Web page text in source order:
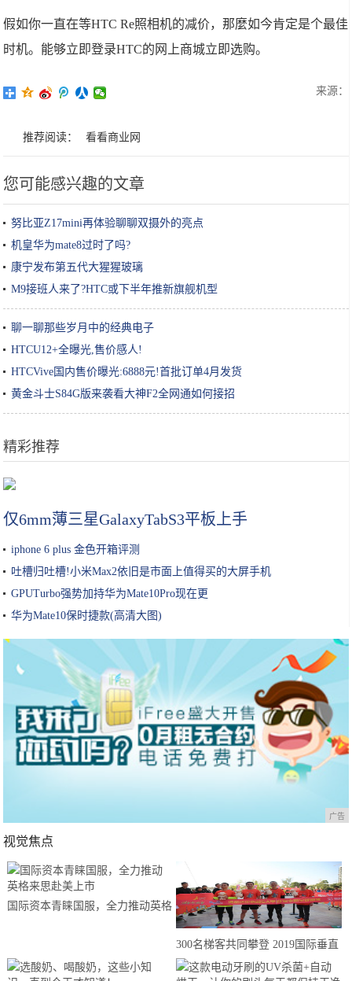
假如你一直在等HTC Re照相机的减价，那麼如今肯定是个最佳
时机。能够立即登录HTC的网上商城立即选购。
来源：
推荐阅读： 看看商业网
您可能感兴趣的文章
努比亚Z17mini再体验聊聊双摄外的亮点
机皇华为mate8过时了吗?
康宁发布第五代大猩猩玻璃
M9接班人来了?HTC或下半年推新旗舰机型
聊一聊那些岁月中的经典电子
HTCU12+全曝光,售价感人!
HTCVive国内售价曝光:6888元!首批订单4月发货
黄金斗士S84G版来袭看大神F2全网通如何接招
精彩推荐
仅6mm薄三星GalaxyTabS3平板上手
iphone 6 plus 金色开箱评测
吐槽归吐槽!小米Max2依旧是市面上值得买的大屏手机
GPUTurbo强势加持华为Mate10Pro现在更
华为Mate10保时捷款(高清大图)
广告
视觉焦点
国际资本青睐国服，全力推动英格
300名梯客共同攀登 2019国际垂直
马拉松超级精英赛顺德海骏达中心